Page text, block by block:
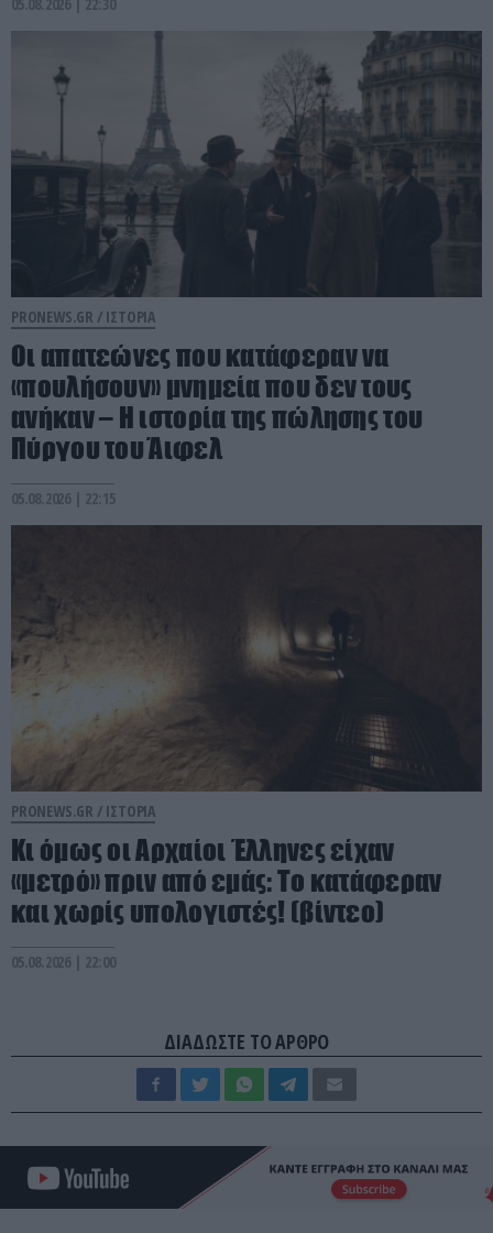
PRONEWS.GR / ΙΣΤΟΡΙΑ
Οι απατεώνες που κατάφεραν να
«πουλήσουν» μνημεία που δεν τους
ανήκαν – Η ιστορία της πώλησης του
Πύργου του Άιφελ
05.08.2026 | 22:15
PRONEWS.GR / ΙΣΤΟΡΙΑ
Κι όμως οι Αρχαίοι Έλληνες είχαν
«μετρό» πριν από εμάς: Το κατάφεραν
και χωρίς υπολογιστές! (βίντεο)
05.08.2026 | 22:00
ΔΙΑΔΩΣΤΕ ΤΟ ΑΡΘΡΟ